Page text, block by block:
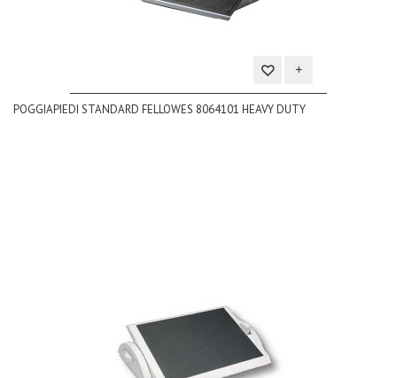
Aggiungi
alla
POGGIAPIEDI STANDARD FELLOWES 8064101 HEAVY DUTY